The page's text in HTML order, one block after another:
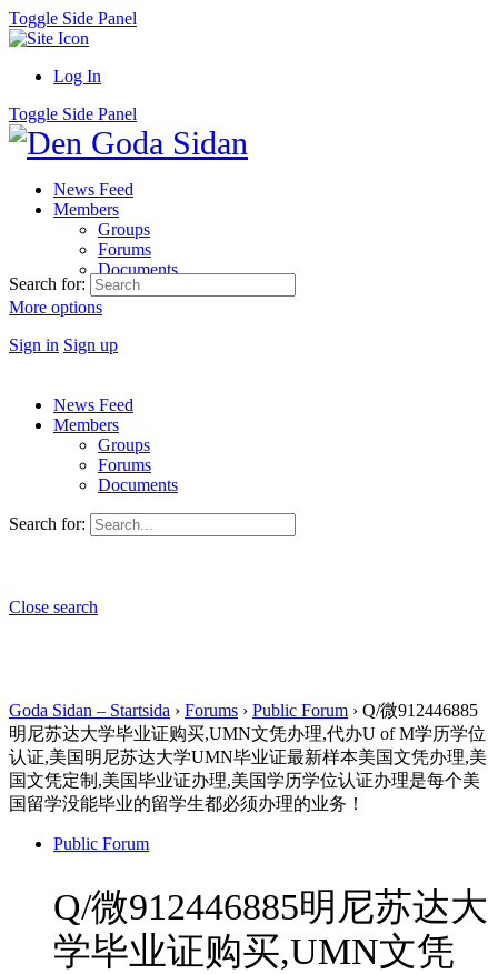
Toggle Side Panel
Log In
Toggle Side Panel
News Feed
Members
Groups
Forums
Documents
More options
Sign in Sign up
Search for:
News Feed
Members
Groups
Forums
Documents
Search for:
Close search
Goda Sidan – Startsida › Forums › Public Forum › Q/微912446885
明尼苏达大学毕业证购买,UMN文凭办理,代办U of M学历学位
认证,美国明尼苏达大学UMN毕业证最新样本美国文凭办理,美
国文凭定制,美国毕业证办理,美国学历学位认证办理是每个美
国留学没能毕业的留学生都必须办理的业务！
Public Forum
Q/微912446885明尼苏达大
学毕业证购买,UMN文凭